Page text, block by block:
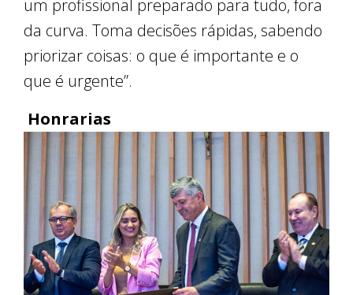
um profissional preparado para tudo, fora
da curva. Toma decisões rápidas, sabendo
priorizar coisas: o que é importante e o
que é urgente”.
Honrarias